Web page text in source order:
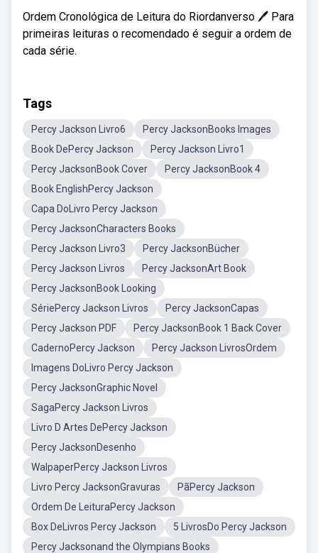
Ordem Cronológica de Leitura do Riordanverso 🖊️ Para
primeiras leituras o recomendado é seguir a ordem de
cada série.
Tags
Percy Jackson Livro6
Percy JacksonBooks Images
Book DePercy Jackson
Percy Jackson Livro1
Percy JacksonBook Cover
Percy JacksonBook 4
Book EnglishPercy Jackson
Capa DoLivro Percy Jackson
Percy JacksonCharacters Books
Percy Jackson Livro3
Percy JacksonBücher
Percy Jackson Livros
Percy JacksonArt Book
Percy JacksonBook Looking
SériePercy Jackson Livros
Percy JacksonCapas
Percy Jackson PDF
Percy JacksonBook 1 Back Cover
CadernoPercy Jackson
Percy Jackson LivrosOrdem
Imagens DoLivro Percy Jackson
Percy JacksonGraphic Novel
SagaPercy Jackson Livros
Livro D Artes DePercy Jackson
Percy JacksonDesenho
WalpaperPercy Jackson Livros
Livro Percy JacksonGravuras
PãPercy Jackson
Ordem De LeituraPercy Jackson
Box DeLivros Percy Jackson
5 LivrosDo Percy Jackson
Percy Jacksonand the Olympians Books